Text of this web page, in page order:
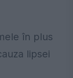
în plus
lipsei